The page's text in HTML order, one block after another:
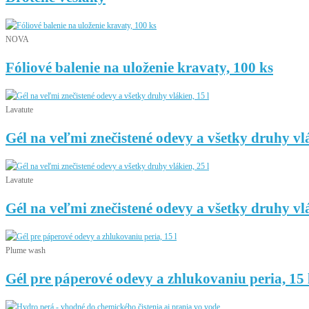
NOVA
Fóliové balenie na uloženie kravaty, 100 ks
Lavatute
Gél na veľmi znečistené odevy a všetky druhy
Lavatute
Gél na veľmi znečistené odevy a všetky druhy
Plume wash
Gél pre páperové odevy a zhlukovaniu peria, 15